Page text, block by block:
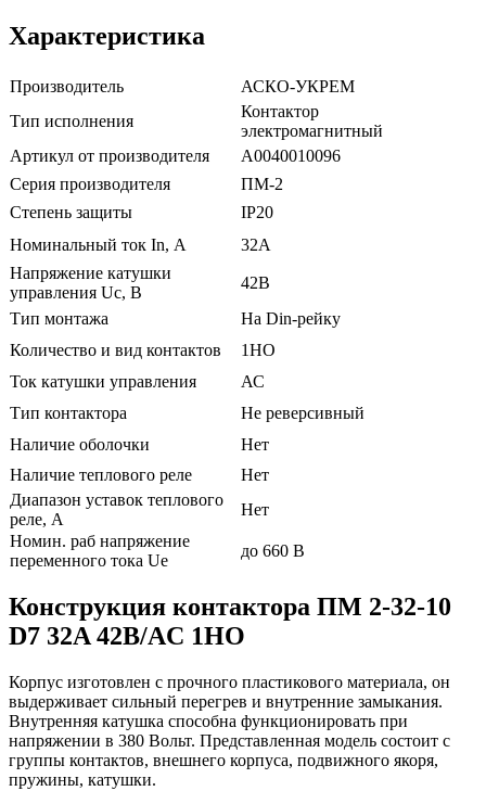
Характеристика
Производитель
АСКО-УКРЕМ
Тип исполнения
Контактор
электромагнитный
Артикул от производителя
A0040010096
Серия производителя
ПМ-2
Степень защиты
IP20
Номинальный ток In, А
32А
Напряжение катушки
управления Uc, В
42В
Тип монтажа
На Din-рейку
Количество и вид контактов
1НО
Ток катушки управления
АС
Тип контактора
Не реверсивный
Наличие оболочки
Нет
Наличие теплового реле
Нет
Диапазон уставок теплового
реле, А
Нет
Номин. раб напряжение
переменного тока Ue
до 660 В
Конструкция контактора ПМ 2-32-10
D7 32A 42B/AC 1НО
Корпус изготовлен с прочного пластикового материала, он
выдерживает сильный перегрев и внутренние замыкания.
Внутренняя катушка способна функционировать при
напряжении в 380 Вольт. Представленная модель состоит с
группы контактов, внешнего корпуса, подвижного якоря,
пружины, катушки.